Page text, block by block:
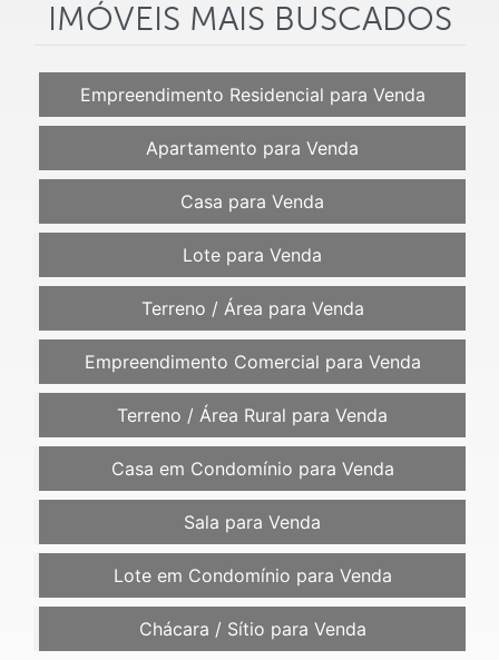
IMÓVEIS MAIS BUSCADOS
Empreendimento Residencial para Venda
Apartamento para Venda
Casa para Venda
Lote para Venda
Terreno / Área para Venda
Empreendimento Comercial para Venda
Terreno / Área Rural para Venda
Casa em Condomínio para Venda
Sala para Venda
Lote em Condomínio para Venda
Chácara / Sítio para Venda